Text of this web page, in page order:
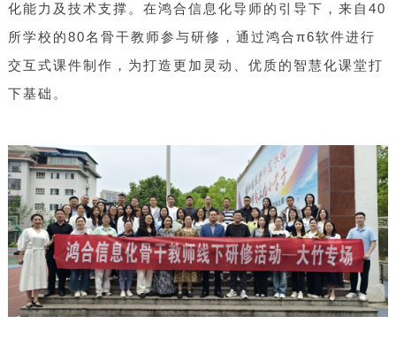
化能力及技术支撑。在鸿合信息化导师的引导下，来自40
所学校的80名骨干教师参与研修，通过鸿合π6软件进行
交互式课件制作，为打造更加灵动、优质的智慧化课堂打
下基础。